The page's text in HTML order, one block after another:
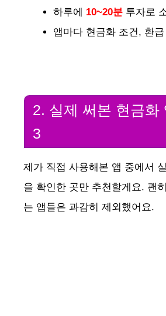
하루에 10~20분 투자로
앱마다 현금화 조건, 환
2. 실제 써본 현금화
3
제가 직접 사용해본 앱 중에서
을 확인한 곳만 추천할게요. 괜
는 앱들은 과감히 제외했어요.